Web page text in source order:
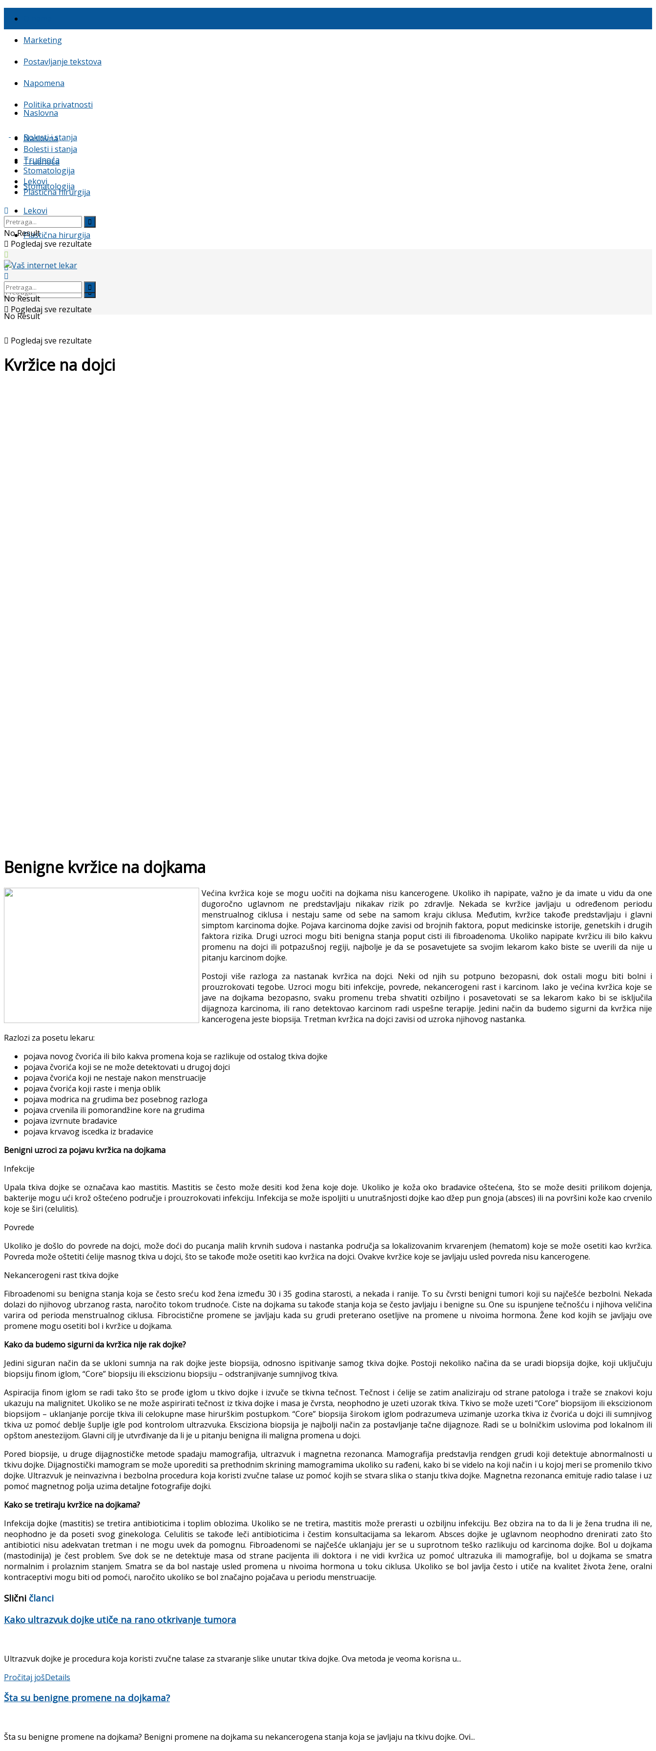
Marketing
Postavljanje tekstova
Napomena
Politika privatnosti
Naslovna
Bolesti i stanja
Trudnoća
Stomatologija
Lekovi
Plastična hirurgija
No Result
Pogledaj sve rezultate
Naslovna
Bolesti i stanja
Trudnoća
Stomatologija
Lekovi
Plastična hirurgija
No Result
Pogledaj sve rezultate
No Result
Pogledaj sve rezultate
Kvržice na dojci
Benigne kvržice na dojkama
Većina kvržica koje se mogu uočiti na dojkama nisu kancerogene. Ukoliko ih napipate, važno je da imate u vidu da one
dugoročno uglavnom ne predstavljaju nikakav rizik po zdravlje. Nekada se kvržice javljaju u određenom periodu
menstrualnog ciklusa i nestaju same od sebe na samom kraju ciklusa. Međutim, kvržice takođe predstavljaju i glavni
simptom karcinoma dojke. Pojava karcinoma dojke zavisi od brojnih faktora, poput medicinske istorije, genetskih i drugih
faktora rizika. Drugi uzroci mogu biti benigna stanja poput cisti ili fibroadenoma. Ukoliko napipate kvržicu ili bilo kakvu
promenu na dojci ili potpazušnoj regiji, najbolje je da se posavetujete sa svojim lekarom kako biste se uverili da nije u
pitanju karcinom dojke.
Postoji više razloga za nastanak kvržica na dojci. Neki od njih su potpuno bezopasni, dok ostali mogu biti bolni i
prouzrokovati tegobe. Uzroci mogu biti infekcije, povrede, nekancerogeni rast i karcinom. Iako je većina kvržica koje se
jave na dojkama bezopasno, svaku promenu treba shvatiti ozbiljno i posavetovati se sa lekarom kako bi se isključila
dijagnoza karcinoma, ili rano detektovao karcinom radi uspešne terapije. Jedini način da budemo sigurni da kvržica nije
kancerogena jeste biopsija. Tretman kvržica na dojci zavisi od uzroka njihovog nastanka.
Razlozi za posetu lekaru:
pojava novog čvorića ili bilo kakva promena koja se razlikuje od ostalog tkiva dojke
pojava čvorića koji se ne može detektovati u drugoj dojci
pojava čvorića koji ne nestaje nakon menstruacije
pojava čvorića koji raste i menja oblik
pojava modrica na grudima bez posebnog razloga
pojava crvenila ili pomorandžine kore na grudima
pojava izvrnute bradavice
pojava krvavog iscedka iz bradavice
Benigni uzroci za pojavu kvržica na dojkama
Infekcije
Upala tkiva dojke se označava kao mastitis. Mastitis se često može desiti kod žena koje doje. Ukoliko je koža oko bradavice oštećena, što se može desiti prilikom dojenja,
bakterije mogu ući krož oštećeno područje i prouzrokovati infekciju. Infekcija se može ispoljiti u unutrašnjosti dojke kao džep pun gnoja (absces) ili na površini kože kao crvenilo
koje se širi (celulitis).
Povrede
Ukoliko je došlo do povrede na dojci, može doći do pucanja malih krvnih sudova i nastanka područja sa lokalizovanim krvarenjem (hematom) koje se može osetiti kao kvržica.
Povreda može oštetiti ćelije masnog tkiva u dojci, što se takođe može osetiti kao kvržica na dojci. Ovakve kvržice koje se javljaju usled povreda nisu kancerogene.
Nekancerogeni rast tkiva dojke
Fibroadenomi su benigna stanja koja se često sreću kod žena između 30 i 35 godina starosti, a nekada i ranije. To su čvrsti benigni tumori koji su najčešće bezbolni. Nekada
dolazi do njihovog ubrzanog rasta, naročito tokom trudnoće. Ciste na dojkama su takođe stanja koja se često javljaju i benigne su. One su ispunjene tečnošću i njihova veličina
varira od perioda menstrualnog ciklusa. Fibrocistične promene se javljaju kada su grudi preterano osetljive na promene u nivoima hormona. Žene kod kojih se javljaju ove
promene mogu osetiti bol i kvržice u dojkama.
Kako da budemo sigurni da kvržica nije rak dojke?
Jedini siguran način da se ukloni sumnja na rak dojke jeste biopsija, odnosno ispitivanje samog tkiva dojke. Postoji nekoliko načina da se uradi biopsija dojke, koji uključuju
biopsiju finom iglom, “Core” biopsiju ili ekscizionu biopsiju – odstranjivanje sumnjivog tkiva.
Aspiracija finom iglom se radi tako što se prođe iglom u tkivo dojke i izvuče se tkivna tečnost. Tečnost i ćelije se zatim analiziraju od strane patologa i traže se znakovi koju
ukazuju na malignitet. Ukoliko se ne može aspirirati tečnost iz tkiva dojke i masa je čvrsta, neophodno je uzeti uzorak tkiva. Tkivo se može uzeti “Core” biopsijom ili ekscizionom
biopsijom – uklanjanje porcije tkiva ili celokupne mase hirurškim postupkom. “Core” biopsija širokom iglom podrazumeva uzimanje uzorka tkiva iz čvorića u dojci ili sumnjivog
tkiva uz pomoć deblje šuplje igle pod kontrolom ultrazvuka. Eksciziona biopsija je najbolji način za postavljanje tačne dijagnoze. Radi se u bolničkim uslovima pod lokalnom ili
opštom anestezijom. Glavni cilj je utvrđivanje da li je u pitanju benigna ili maligna promena u dojci.
Pored biopsije, u druge dijagnostičke metode spadaju mamografija, ultrazvuk i magnetna rezonanca. Mamografija predstavlja rendgen grudi koji detektuje abnormalnosti u
tkivu dojke. Dijagnostički mamogram se može uporediti sa prethodnim skrining mamogramima ukoliko su rađeni, kako bi se videlo na koji način i u kojoj meri se promenilo tkivo
dojke. Ultrazvuk je neinvazivna i bezbolna procedura koja koristi zvučne talase uz pomoć kojih se stvara slika o stanju tkiva dojke. Magnetna rezonanca emituje radio talase i uz
pomoć magnetnog polja uzima detaljne fotografije dojki.
Kako se tretiraju kvržice na dojkama?
Infekcija dojke (mastitis) se tretira antibioticima i toplim oblozima. Ukoliko se ne tretira, mastitis može prerasti u ozbiljnu infekciju. Bez obzira na to da li je žena trudna ili ne,
neophodno je da poseti svog ginekologa. Celulitis se takođe leči antibioticima i čestim konsultacijama sa lekarom. Absces dojke je uglavnom neophodno drenirati zato što
antibiotici nisu adekvatan tretman i ne mogu uvek da pomognu. Fibroadenomi se najčešće uklanjaju jer se u suprotnom teško razlikuju od karcinoma dojke. Bol u dojkama
(mastodinija) je čest problem. Sve dok se ne detektuje masa od strane pacijenta ili doktora i ne vidi kvržica uz pomoć ultrazuka ili mamografije, bol u dojkama se smatra
normalnim i prolaznim stanjem. Smatra se da bol nastaje usled promena u nivoima hormona u toku ciklusa. Ukoliko se bol javlja često i utiče na kvalitet života žene, oralni
kontraceptivi mogu biti od pomoći, naročito ukoliko se bol značajno pojačava u periodu menstruacije.
Slični članci
Kako ultrazvuk dojke utiče na rano otkrivanje tumora
Ultrazvuk dojke je procedura koja koristi zvučne talase za stvaranje slike unutar tkiva dojke. Ova metoda je veoma korisna u...
Pročitaj jošDetails
Šta su benigne promene na dojkama?
Šta su benigne promene na dojkama? Benigni promene na dojkama su nekancerogena stanja koja se javljaju na tkivu dojke. Ovi...